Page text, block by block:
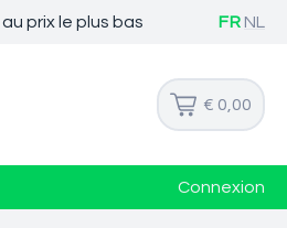
au prix le plus bas FR NL
€ 0,00
Connexion